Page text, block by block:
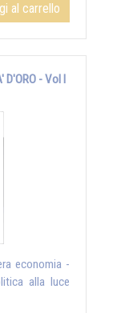
al carrello
D'ORO - Vol I
economia -
alla luce